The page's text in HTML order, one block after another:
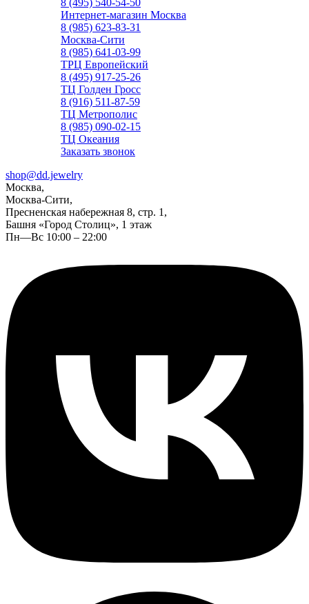
8 (495) 540-54-50
Интернет-магазин Москва
8 (985) 623-83-31
Москва-Сити
8 (985) 641-03-99
ТРЦ Европейский
8 (495) 917-25-26
ТЦ Голден Гросс
8 (916) 511-87-59
ТЦ Метрополис
8 (985) 090-02-15
ТЦ Океания
Заказать звонок
shop@dd.jewelry
Москва,
Москва-Сити,
Пресненская набережная 8, стр. 1,
Башня «Город Столиц», 1 этаж
Пн—Вс 10:00 – 22:00